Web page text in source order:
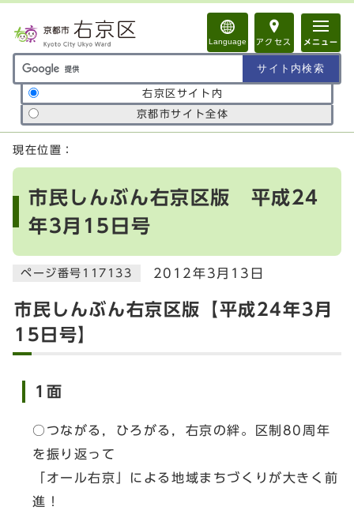
Language アクセス メニュー
サイト内検索の範囲
右京区サイト内
京都市サイト全体
ここから本文です
現在位置：
市民しんぶん右京区版 平成24
年3月15日号
ページ番号117133 2012年3月13日
市民しんぶん右京区版【平成24年3月
15日号】
1面
○つながる，ひろがる，右京の絆。区制80周年
を振り返って
「オール右京」による地域まちづくりが大きく前
進！